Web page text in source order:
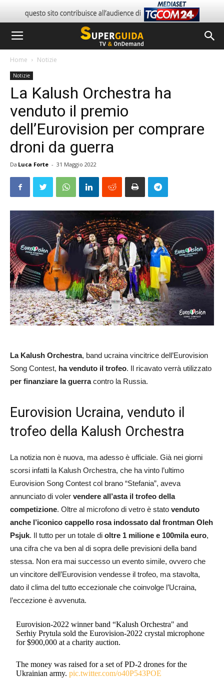
Home Notizie
Notizie
La Kalush Orchestra ha
venduto il premio
dell’Eurovision per comprare
droni da guerra
Da Luca Forte - 31 Maggio 2022
La Kalush Orchestra, band ucraina vincitrice dell’Eurovision
Song Contest, ha venduto il trofeo. Il ricavato verrà utilizzato
per finanziare la guerracontro la Russia.
Eurovision Ucraina, venduto il
trofeo della Kalush Orchestra
La notizia non è nuova, ma adesso è ufficiale. Già nei giorni
scorsi infatti la Kalush Orchestra, che ha vinto l’ultimo
Eurovision Song Contest col brano “Stefania”, aveva
annunciato di voler vendere all’asta il trofeo della
competizione. Oltre al microfono di vetro è stato venduto
anche l’iconico cappello rosa indossato dal frontman Oleh
Psjuk. Il tutto per un totale di oltre 1 milione e 100mila euro,
una cifra che va ben al di sopra delle previsioni della band
stessa. Non era mai successo un evento simile, ovvero che
un vincitore dell’Eurovision vendesse il trofeo, ma stavolta,
dato il clima del tutto eccezionale che coinvolge l’Ucraina,
l’eccezione è avvenuta.
Eurovision-2022 winner band “Kalush Orchestra" and
Serhiy Prytula sold the Eurovision-2022 crystal microphone
for $900,000 at a charity auction.
The money was raised for a set of PD-2 drones for the
Ukrainian army.pic.twitter.com/o40P543POE